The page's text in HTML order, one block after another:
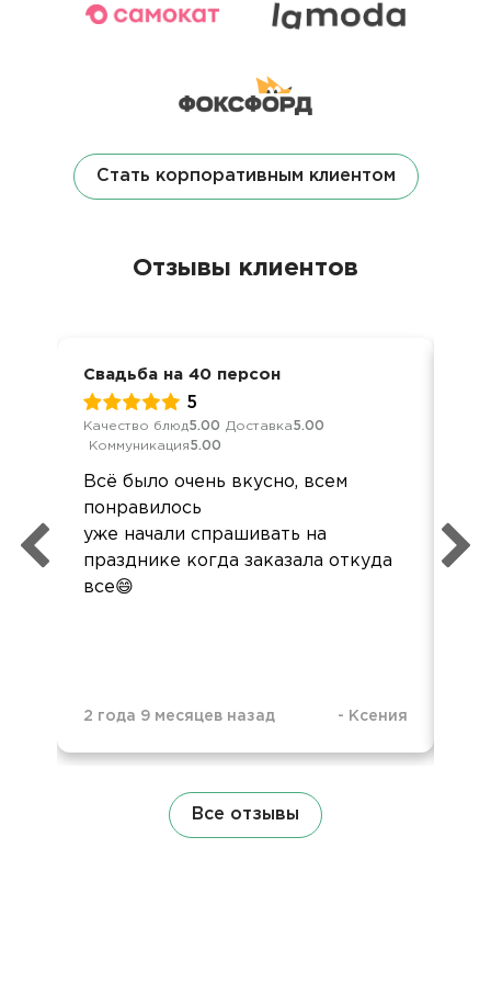
Стать корпоративным клиентом
Отзывы клиентов
Свадьба на 40 персон
5
Качество блюд5.00 Доставка5.00
Коммуникация5.00
Всё было очень вкусно, всем
понравилось
уже начали спрашивать на
празднике когда заказала откуда
все😄
2 года 9 месяцев назад - Ксения
Все отзывы